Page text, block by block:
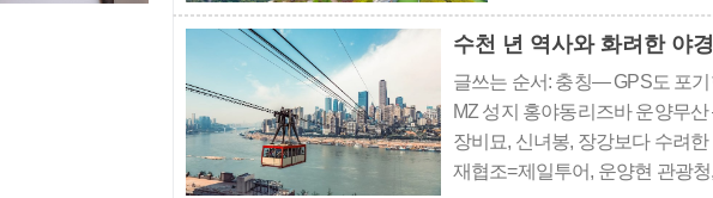
수억 년 전 바다가 남긴 땅
수천 년 역사와 화려한 야
글쓰는 순서: 충칭— GPS도 포
MZ 성지 홍야동리즈바 운양무
장비묘, 신녀봉, 장강보다 수려
재협조=제일투어, 운양현 관광